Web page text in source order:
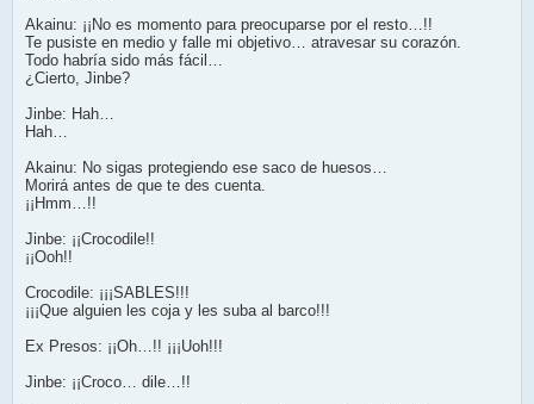
Akainu: ¡¡No es momento para preocuparse por el resto…!!
Te pusiste en medio y falle mi objetivo… atravesar su corazón.
Todo habría sido más fácil…
¿Cierto, Jinbe?
Jinbe: Hah…
Hah…
Akainu: No sigas protegiendo ese saco de huesos…
Morirá antes de que te des cuenta.
¡¡Hmm…!!
Jinbe: ¡¡Crocodile!!
¡¡Ooh!!
Crocodile: ¡¡¡SABLES!!!
¡¡¡Que alguien les coja y les suba al barco!!!
Ex Presos: ¡¡Oh…!! ¡¡¡Uoh!!!
Jinbe: ¡¡Croco… dile…!!